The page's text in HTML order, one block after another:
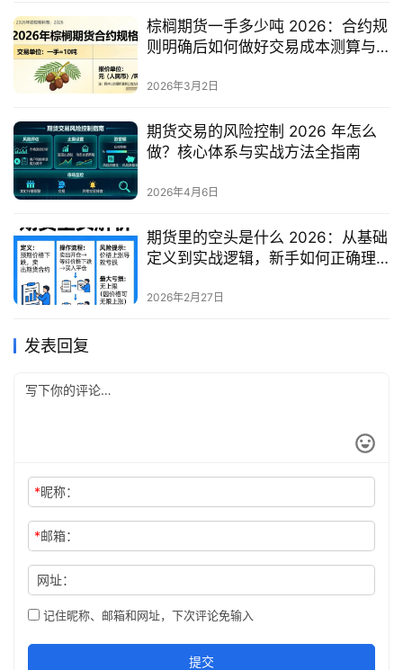
棕榈期货一手多少吨 2026：合约规
则明确后如何做好交易成本测算与
2026年3月2日
期货交易的风险控制 2026 年怎么
做？核心体系与实战方法全指南
2026年4月6日
期货里的空头是什么 2026：从基础
定义到实战逻辑，新手如何正确理
2026年2月27日
发表回复
*昵称：
*邮箱：
网址：
记住昵称、邮箱和网址，下次评论免输入
提交